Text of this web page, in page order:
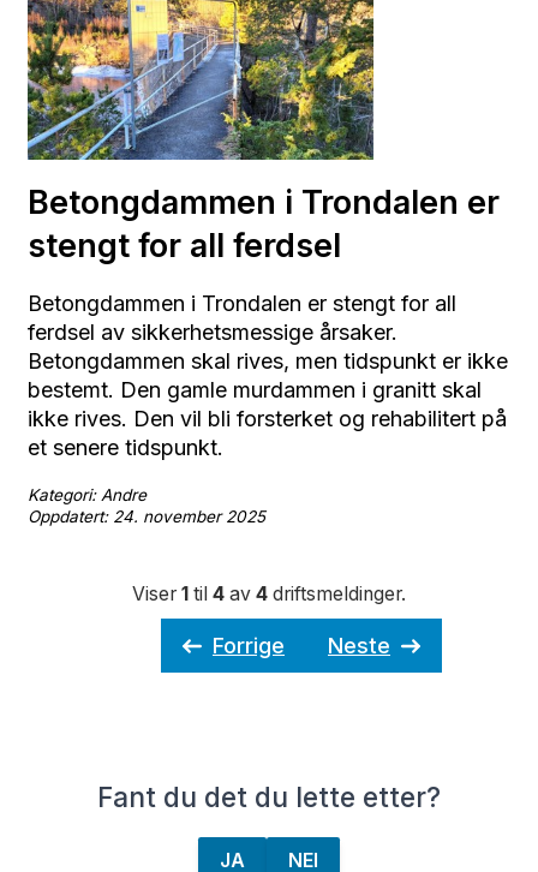
Betongdammen i Trondalen er
stengt for all ferdsel
Betongdammen i Trondalen er stengt for all
ferdsel av sikkerhetsmessige årsaker.
Betongdammen skal rives, men tidspunkt er ikke
bestemt. Den gamle murdammen i granitt skal
ikke rives. Den vil bli forsterket og rehabilitert på
et senere tidspunkt.
Kategori: Andre
Oppdatert: 24. november 2025
Viser 1 til 4 av 4 driftsmeldinger.
Forrige Neste
Fant du det du lette etter?
JA NEI